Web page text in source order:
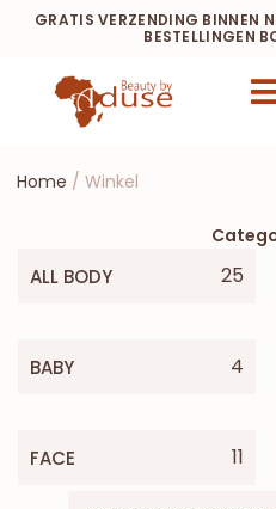
GRATIS VERZENDING BINNEN
BESTELLINGEN
Home / Winkel
ALL BODY 25
BABY 4
FACE 11